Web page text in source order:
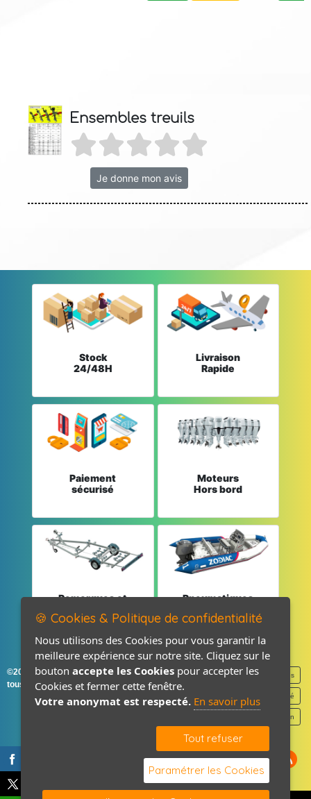
Ensembles treuils
Je donne mon avis
Stock
24/48H
Livraison
Rapide
Paiement
sécurisé
Moteurs
Hors bord
Remorques et
Pneumatiques
©2026-2027 France Accastillage
tous droits réservés
Mentions légales
Politique de confidentialité
Contact / Plan
🍪 Cookies & Politique de confidentialité
Nous utilisons des Cookies pour vous garantir la
meilleure expérience sur notre site. Cliquez sur le
bouton accepte les Cookies pour accepter les
Cookies et fermer cette fenêtre.
Votre anonymat est respecté. En savoir plus
Tout refuser
Paramétrer les Cookies